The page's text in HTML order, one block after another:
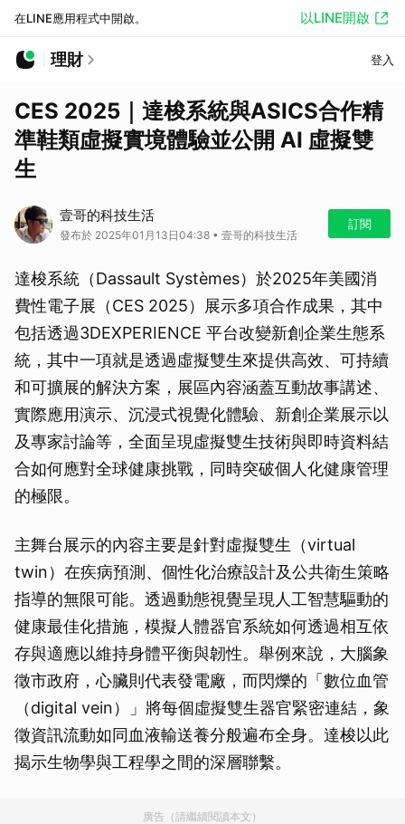
在LINE應用程式中開啟。 以LINE開啟
理財 登入
CES 2025｜達梭系統與ASICS合作精
準鞋類虛擬實境體驗並公開 AI 虛擬雙
生
壹哥的科技生活
發布於 2025年01月13日04:38 • 壹哥的科技生活
訂閱
達梭系統（Dassault Systèmes）於2025年美國消
費性電子展（CES 2025）展示多項合作成果，其中
包括透過3DEXPERIENCE 平台改變新創企業生態系
統，其中一項就是透過虛擬雙生來提供高效、可持續
和可擴展的解決方案，展區內容涵蓋互動故事講述、
實際應用演示、沉浸式視覺化體驗、新創企業展示以
及專家討論等，全面呈現虛擬雙生技術與即時資料結
合如何應對全球健康挑戰，同時突破個人化健康管理
的極限。
主舞台展示的內容主要是針對虛擬雙生（virtual
twin）在疾病預測、個性化治療設計及公共衛生策略
指導的無限可能。透過動態視覺呈現人工智慧驅動的
健康最佳化措施，模擬人體器官系統如何透過相互依
存與適應以維持身體平衡與韌性。舉例來說，大腦象
徵市政府，心臟則代表發電廠，而閃爍的「數位血管
（digital vein）」將每個虛擬雙生器官緊密連結，象
徵資訊流動如同血液輸送養分般遍布全身。達梭以此
揭示生物學與工程學之間的深層聯繫。
廣告（請繼續閱讀本文）